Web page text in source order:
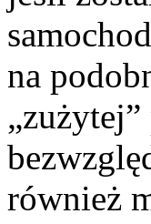
na
również